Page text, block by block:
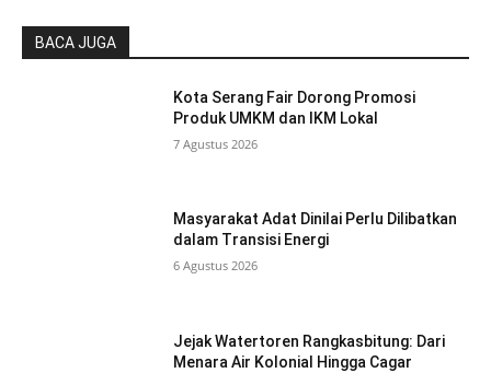
BACA JUGA
Kota Serang Fair Dorong Promosi
Produk UMKM dan IKM Lokal
7 Agustus 2026
Masyarakat Adat Dinilai Perlu Dilibatkan
dalam Transisi Energi
6 Agustus 2026
Jejak Watertoren Rangkasbitung: Dari
Menara Air Kolonial Hingga Cagar